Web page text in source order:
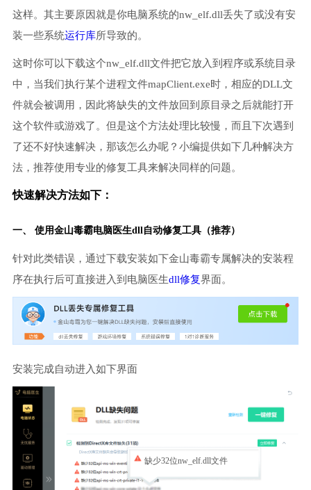
这样。其主要原因就是你电脑系统的nw_elf.dll丢失了或没有安
装一些系统运行库所导致的。
这时你可以下载这个nw_elf.dll文件把它放入到程序或系统目录
中，当我们执行某个进程文件mapClient.exe时，相应的DLL文
件就会被调用，因此将缺失的文件放回到原目录之后就能打开
这个软件或游戏了。但是这个方法处理比较慢，而且下次遇到
了还不好快速解决，那该怎么办呢？小编提供如下几种解决方
法，推荐使用专业的修复工具来解决同样的问题。
快速解决方法如下：
一、 使用金山毒霸电脑医生dll自动修复工具（推荐）
针对此类错误，通过下载安装如下金山毒霸专属解决的安装程
序在执行后可直接进入到电脑医生dll修复界面。
安装完成自动进入如下界面
缺少32位nw_elf.dll文件